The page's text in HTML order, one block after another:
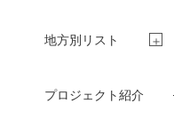
地方別リスト
プロジェクト紹介